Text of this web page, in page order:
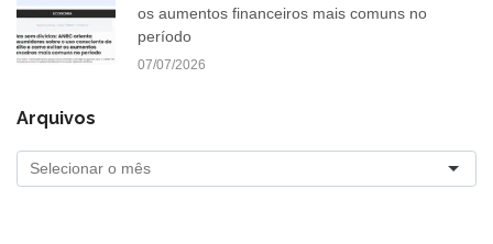
os aumentos financeiros mais comuns no
período
07/07/2026
Arquivos